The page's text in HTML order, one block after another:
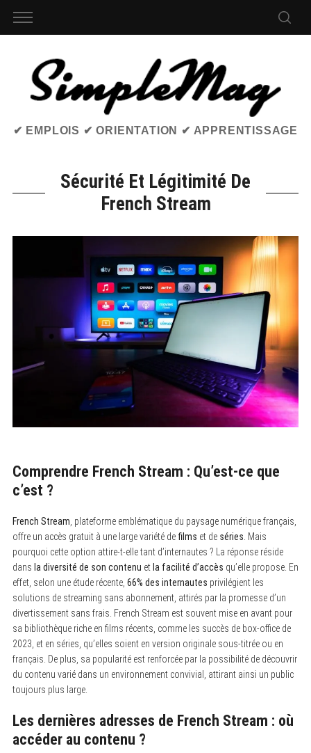
✔ EMPLOIS ✔ ORIENTATION ✔ APPRENTISSAGE
Sécurité Et Légitimité De
French Stream
Comprendre French Stream : Qu’est-ce que
c’est ?
French Stream , plateforme emblématique du paysage numérique français,
offre un accès gratuit à une large variété de films et de séries . Mais
pourquoi cette option attire-t-elle tant d’internautes ? La réponse réside
dans la diversité de son contenu et la facilité d’accès qu’elle propose. En
effet, selon une étude récente, 66% des internautes privilégient les
solutions de streaming sans abonnement, attirés par la promesse d’un
divertissement sans frais. French Stream est souvent mise en avant pour
sa bibliothèque riche en films récents, comme les succès de box-office de
2023, et en séries, qu’elles soient en version originale sous-titrée ou en
français. De plus, sa popularité est renforcée par la possibilité de découvrir
du contenu varié dans un environnement convivial, attirant ainsi un public
toujours plus large.
Les dernières adresses de French Stream : où
accéder au contenu ?